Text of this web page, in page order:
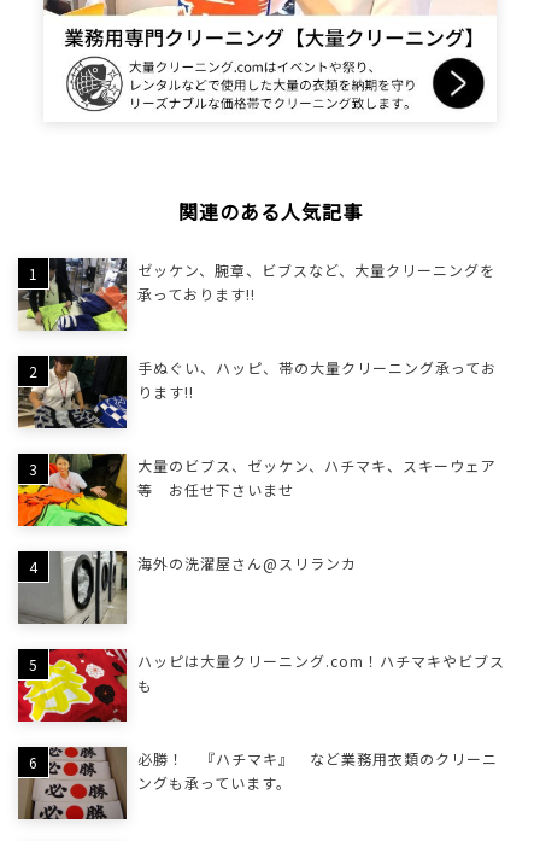
関連のある人気記事
ゼッケン、腕章、ビブスなど、大量クリーニングを
承っております!!
手ぬぐい、ハッピ、帯の大量クリーニング承ってお
ります!!
大量のビブス、ゼッケン、ハチマキ、スキーウェア
等 お任せ下さいませ
海外の洗濯屋さん@スリランカ
ハッピは大量クリーニング.com！ハチマキやビブス
も
必勝！ 『ハチマキ』 など業務用衣類のクリーニ
ングも承っています。